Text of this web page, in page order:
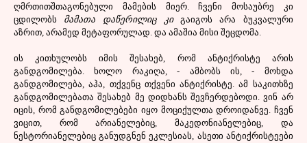
ღმრთითშთაგონებული მამების მიერ. ჩვენი მოსაუბრე კი
ცდილობს მამათა დაწერილიც კიგაიგოს არა ბუკვალური
აზრით, არამედ მეტაფორულად. და ამაშია მისი შეცდომა.
ის კითხულობს იმის შესახებ, რომ ანტიქრისტე არის
განდგომილება. ხოლო რაკიღა, - ამბობს ის, - მოხდა
განდგომილება, აჰა, თქვენც თქვენი ანტიქრისტე. ამ საკითხზე
განდგომილებათა შესახებ მე დიდხანს შევჩერდებოდი. ვინ არ
იცის, რომ განდგომილებები იყო მოციქულთა დროიდანვე. ჩვენ
ვიცით, რომ არიანელებიც, მაკედონიანელებიც, და
ნესტორიანელებიც განუდგნენ ეკლესიას, ასეთი ანტიქრისტეები